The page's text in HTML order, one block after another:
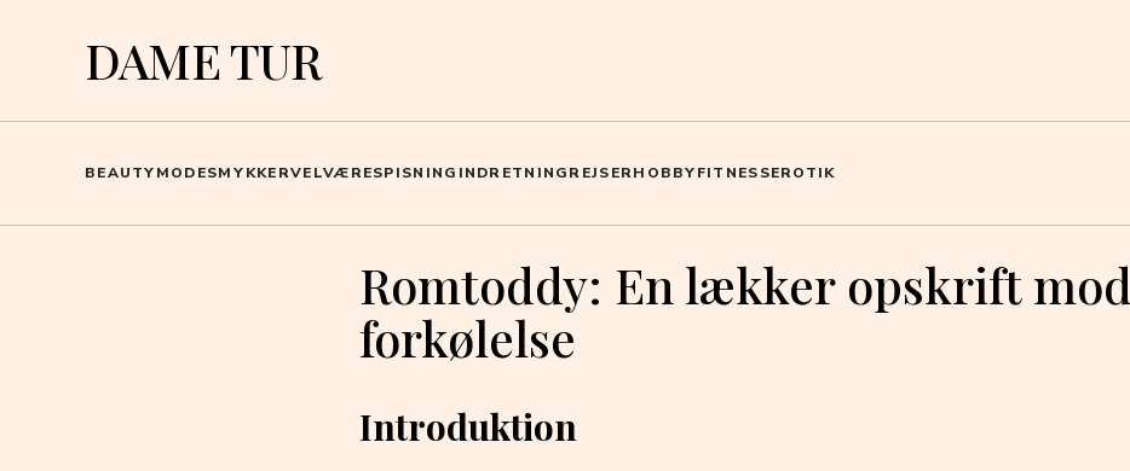
DAME TUR
BEAUTYMODESMYKKERVELVÆRESPISNING INDRETNINGREJSERHOBBYFITNESSEROTIK
Romtoddy: En lækker opskrift mod
forkølelse
Introduktion